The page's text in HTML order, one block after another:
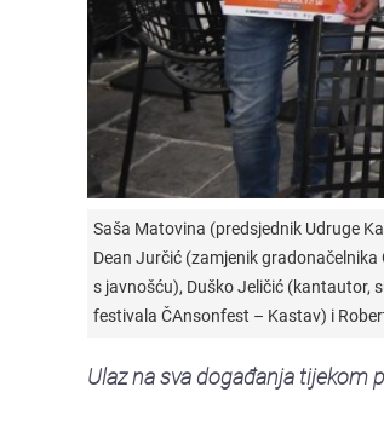
Saša Matovina (predsjednik Udruge
Dean Jurčić (zamjenik
s javnošću), Duško Jeličić (kantautor,
festivala ČAnsonfest – Kastav) i
Ulaz na sva događanja tijekom